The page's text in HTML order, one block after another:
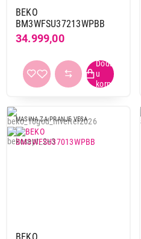
BEKO
BM3WFSU37213WPBB
34.999,00
MASINA ZA PRANJE VESA